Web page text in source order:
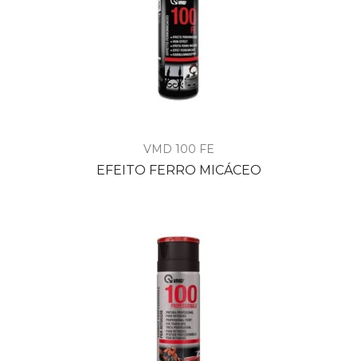
VMD 100 FE
EFEITO FERRO MICÁCEO